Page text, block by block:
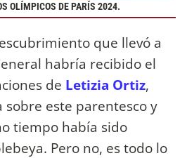
OLÍMPICOS DE PARÍS 2024.
que llevó a
habría recibido el
de Letizia Ortiz,
sobre este parentesco y
tiempo había sido
Pero no, es todo lo